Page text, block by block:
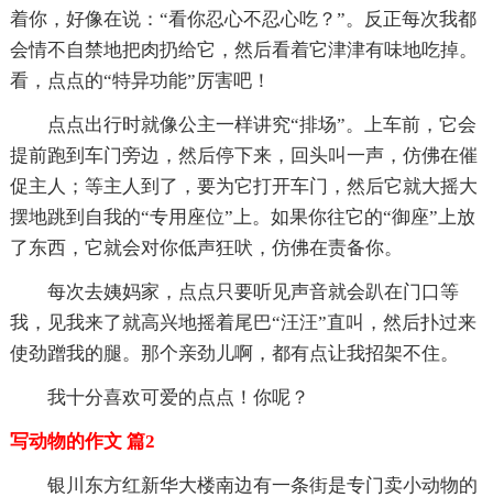
着你，好像在说：“看你忍心不忍心吃？”。反正每次我都
会情不自禁地把肉扔给它，然后看着它津津有味地吃掉。
看，点点的“特异功能”厉害吧！
点点出行时就像公主一样讲究“排场”。上车前，它会
提前跑到车门旁边，然后停下来，回头叫一声，仿佛在催
促主人；等主人到了，要为它打开车门，然后它就大摇大
摆地跳到自我的“专用座位”上。如果你往它的“御座”上放
了东西，它就会对你低声狂吠，仿佛在责备你。
每次去姨妈家，点点只要听见声音就会趴在门口等
我，见我来了就高兴地摇着尾巴“汪汪”直叫，然后扑过来
使劲蹭我的腿。那个亲劲儿啊，都有点让我招架不住。
我十分喜欢可爱的点点！你呢？
写动物的作文 篇2
银川东方红新华大楼南边有一条街是专门卖小动物的